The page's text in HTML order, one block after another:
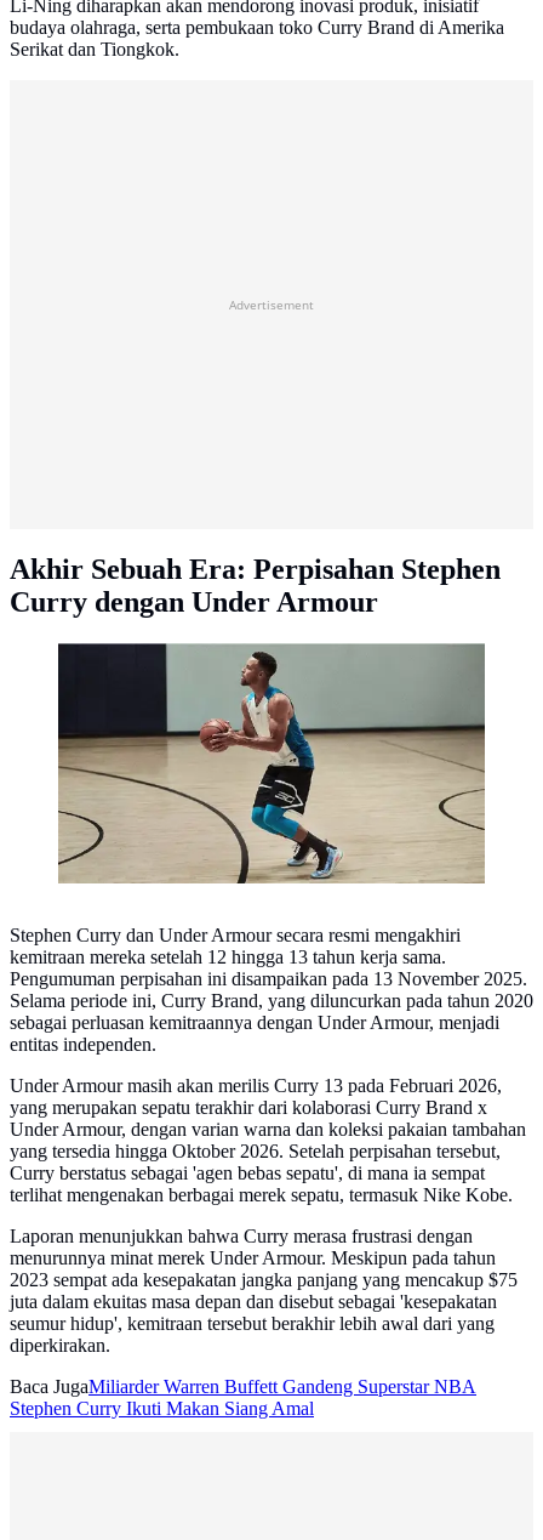
Li-Ning diharapkan akan mendorong inovasi produk, inisiatif
budaya olahraga, serta pembukaan toko Curry Brand di Amerika
Serikat dan Tiongkok.
Advertisement
Akhir Sebuah Era: Perpisahan Stephen
Curry dengan Under Armour
Stephen Curry Curi Perhatian dengan Sepatu Curry 4
Stephen Curry dan Under Armour secara resmi mengakhiri
kemitraan mereka setelah 12 hingga 13 tahun kerja sama.
Pengumuman perpisahan ini disampaikan pada 13 November 2025.
Selama periode ini, Curry Brand, yang diluncurkan pada tahun 2020
sebagai perluasan kemitraannya dengan Under Armour, menjadi
entitas independen.
Under Armour masih akan merilis Curry 13 pada Februari 2026,
yang merupakan sepatu terakhir dari kolaborasi Curry Brand x
Under Armour, dengan varian warna dan koleksi pakaian tambahan
yang tersedia hingga Oktober 2026. Setelah perpisahan tersebut,
Curry berstatus sebagai 'agen bebas sepatu', di mana ia sempat
terlihat mengenakan berbagai merek sepatu, termasuk Nike Kobe.
Laporan menunjukkan bahwa Curry merasa frustrasi dengan
menurunnya minat merek Under Armour. Meskipun pada tahun
2023 sempat ada kesepakatan jangka panjang yang mencakup $75
juta dalam ekuitas masa depan dan disebut sebagai 'kesepakatan
seumur hidup', kemitraan tersebut berakhir lebih awal dari yang
diperkirakan.
Baca JugaMiliarder Warren Buffett Gandeng Superstar NBA
Stephen Curry Ikuti Makan Siang Amal